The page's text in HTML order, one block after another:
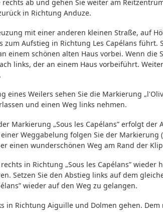
rechts ab und gehen Sie weiter am
in Richtung Anduze.
mit einer anderen kleinen Straße, auf
zum Aufstieg in Richtung Les Capélans
einem schönen alten Haus vorbei. Wenn
links, der an einem Haus vorbeiführt.
eines Weilers sehen Sie die Markierung
und einen Weg links nehmen.
Markierung „Sous les Capélans” erfolgt
einer Weggabelung folgen Sie der
einen wunderschönen Weg am Rand der
rechts in Richtung „Sous les Capélans”
Setzen Sie den Abstieg links auf dem
wieder auf den Weg zu gelangen.
in Richtung Aiguille und Dolmen gehen.